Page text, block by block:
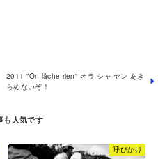
2011 "On lâche rien" オラ シャ ヤン あき
らめないぞ！
呼びかけ